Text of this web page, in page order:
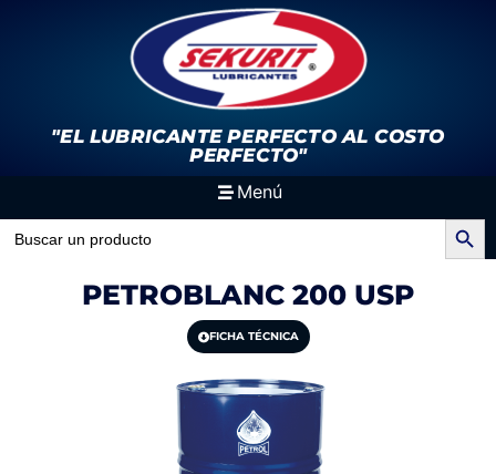
"EL LUBRICANTE PERFECTOAL COSTO
PERFECTO"
Menú
Search
for:
Search Button
PETROBLANC 200 USP
FICHA TÉCNICA